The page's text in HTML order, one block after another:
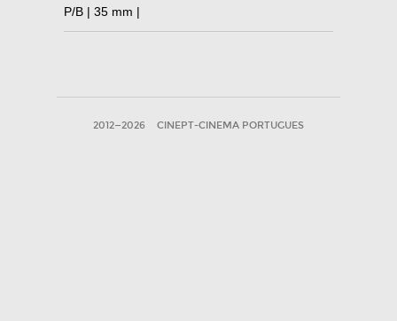
P/B | 35 mm |
2012—2026 CINEPT-CINEMA PORTUGUES